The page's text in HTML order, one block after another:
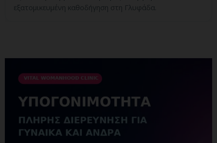
εξατομικευμένη καθοδήγηση στη Γλυφάδα.